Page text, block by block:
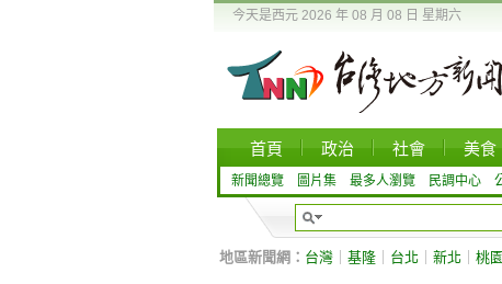
今天是西元 2026 年 08 月 08 日 星期六
首頁 政治 社會 美食
新聞總覽 圖片集 最多人瀏覽 民調中心
地區新聞網： 台灣｜ 基隆｜ 台北 新北 桃園